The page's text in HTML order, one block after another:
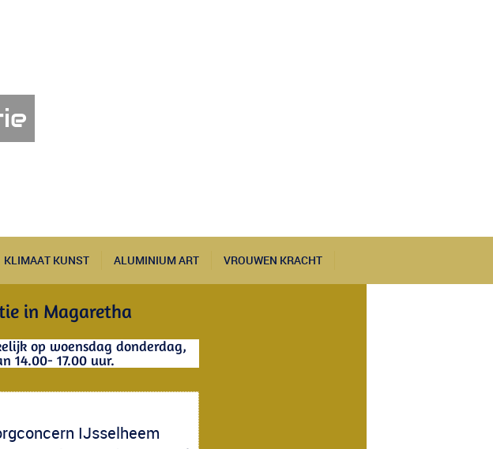
KLIMAAT KUNST ALUMINIUM ART VROUWEN KRACHT
in Magaretha
op woensdag donderdag,
14.00- 17.00 uur.
IJsselheem